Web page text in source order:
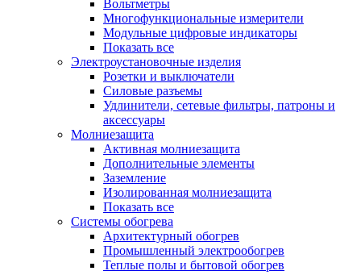
Вольтметры
Многофункциональные измерители
Модульные цифровые индикаторы
Показать все
Электроустановочные изделия
Розетки и выключатели
Силовые разъемы
Удлинители, сетевые фильтры, патроны и
аксессуары
Молниезащита
Активная молниезащита
Дополнительные элементы
Заземление
Изолированная молниезащита
Показать все
Системы обогрева
Архитектурный обогрев
Промышленный электрообогрев
Теплые полы и бытовой обогрев